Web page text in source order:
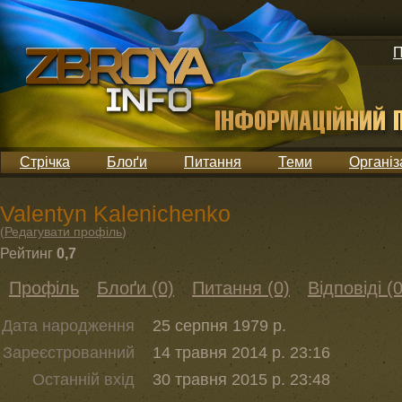
Стрічка Блоґи Питання Теми
Valentyn Kalenichenko
(Редагувати профіль)
Рейтинг 0,7
Профіль Блоґи (0) Питання (0) Відповіді
Дата народження
25 серпня 1979 р.
Зареєстрованний
14 травня 2014 р. 23:16
Останній вхід
30 травня 2015 р. 23:48